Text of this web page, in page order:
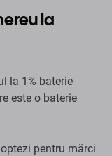
la
la 1% baterie
este o baterie
pentru mărci